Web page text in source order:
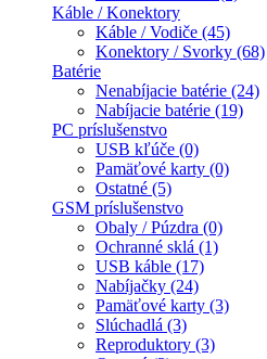
Káble / Konektory
Káble / Vodiče (45)
Konektory / Svorky (68)
Batérie
Nenabíjacie batérie (24)
Nabíjacie batérie (19)
PC príslušenstvo
USB kľúče (0)
Pamäťové karty (0)
Ostatné (5)
GSM príslušenstvo
Obaly / Púzdra (0)
Ochranné sklá (1)
USB káble (17)
Nabíjačky (24)
Pamäťové karty (3)
Slúchadlá (3)
Reproduktory (3)